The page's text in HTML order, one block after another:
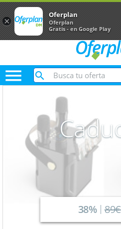

38% 89€
×
Oferplan
Oferplan
Gratis - en Google Play